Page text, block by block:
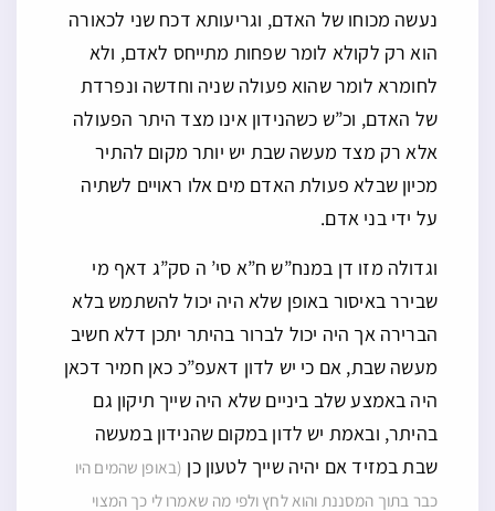
נעשה מכוחו של האדם, וגריעותא דכח שני לכאורה
הוא רק לקולא לומר שפחות מתייחס לאדם, ולא
לחומרא לומר שהוא פעולה שניה וחדשה ונפרדת
של האדם, וכ”ש כשהנידון אינו מצד היתר הפעולה
אלא רק מצד מעשה שבת יש יותר מקום להתיר
מכיון שבלא פעולת האדם מים אלו ראויים לשתיה
על ידי בני אדם.
וגדולה מזו דן במנח”ש ח”א סי’ ה סק”ג דאף מי
שבירר באיסור באופן שלא היה יכול להשתמש בלא
הברירה אך היה יכול לברור בהיתר יתכן דלא חשיב
מעשה שבת, אם כי יש לדון דאעפ”כ כאן חמיר דכאן
היה באמצע שלב ביניים שלא היה שייך תיקון גם
בהיתר, ובאמת יש לדון במקום שהנידון במעשה
שבת במזיד אם יהיה שייך לטעון כן (באופן שהמים היו
כבר בתוך המסננת והוא לחץ ולפי מה שאמרו לי כך המצוי